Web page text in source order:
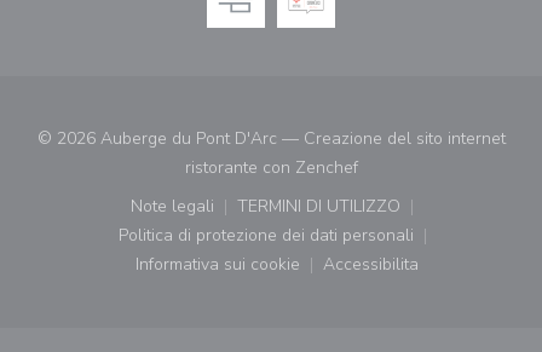
© 2026 Auberge du Pont D'Arc — Creazione del sito internet
ristorante con Zenchef((apre una nuova
Note legali
((apre una nuova finestra))
TERMINI DI UTILIZZO
((apre una nuova finestra))
Politica di protezione dei dati personali
((apre una nuova finestra))
Informativa sui cookie
((apre una nuova finestra))
Accessibilita
((apre una nuova